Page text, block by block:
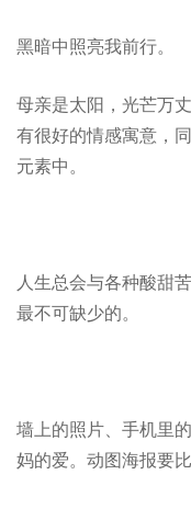
黑暗中照亮我前行。
母亲是太阳，光芒万
有很好的情感寓意，
元素中。
人生总会与各种酸甜
最不可缺少的。
墙上的照片、手机里
妈的爱。动图海报要